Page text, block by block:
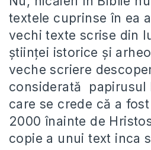
textele cuprinse în ea
vechi texte scrise din
științei istorice și
veche scriere
considerată papirusul
care se crede că a
2000 înainte de
copie a unui text inca